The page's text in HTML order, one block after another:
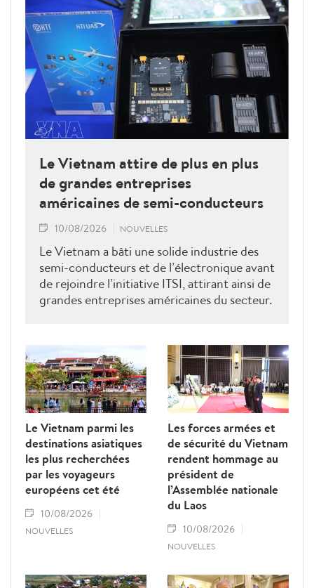
Le Vietnam attire de plus en plus
de grandes entreprises
américaines de semi-conducteurs
10/08/2026 NOUVELLES
Le Vietnam a bâti une solide industrie des
semi-conducteurs et de l’électronique avant
de rejoindre l’initiative ITSI, attirant ainsi de
grandes entreprises américaines du secteur.
test d’Intel à l’échelle mondiale, tandis que
des sociétés de conception de puces telles
que Synopsys, Cadence, Marvell et
Qualcomm ont établi des centres
d’ingénierie et de recherche dans ce pays
d’Asie du Sud-Est.
Le Vietnam parmi les
destinations asiatiques
les plus recherchées
par les voyageurs
européens cet été
10/08/2026
NOUVELLES
Les forces armées et
de sécurité du Vietnam
rendent hommage au
président de
l’Assemblée nationale
du Laos
10/08/2026
NOUVELLES